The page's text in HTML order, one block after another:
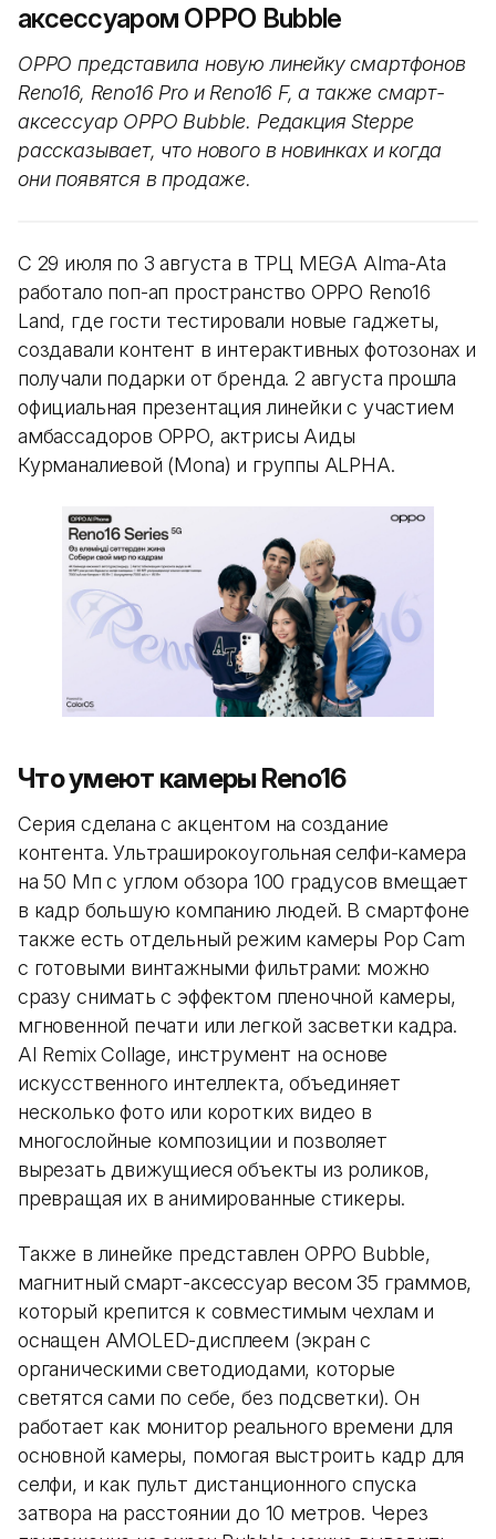
аксессуаром OPPO Bubble
OPPO представила новую линейку смартфонов
Reno16, Reno16 Pro и Reno16 F, а также смарт-
аксессуар OPPO Bubble. Редакция Steppe
рассказывает, что нового в новинках и когда
они появятся в продаже.
С 29 июля по 3 августа в ТРЦ MEGA Alma-Ata
работало поп-ап пространство OPPO Reno16
Land, где гости тестировали новые гаджеты,
создавали контент в интерактивных фотозонах и
получали подарки от бренда. 2 августа прошла
официальная презентация линейки с участием
амбассадоров OPPO, актрисы Аиды
Курманалиевой (Mona) и группы ALPHA.
Что умеют камеры Reno16
Серия сделана с акцентом на создание
контента. Ультраширокоугольная селфи-камера
на 50 Мп с углом обзора 100 градусов вмещает
в кадр большую компанию людей. В смартфоне
также есть отдельный режим камеры Pop Cam
с готовыми винтажными фильтрами: можно
сразу снимать с эффектом пленочной камеры,
мгновенной печати или легкой засветки кадра.
AI Remix Collage, инструмент на основе
искусственного интеллекта, объединяет
несколько фото или коротких видео в
многослойные композиции и позволяет
вырезать движущиеся объекты из роликов,
превращая их в анимированные стикеры.
Также в линейке представлен OPPO Bubble,
магнитный смарт-аксессуар весом 35 граммов,
который крепится к совместимым чехлам и
оснащен AMOLED-дисплеем (экран с
органическими светодиодами, которые
светятся сами по себе, без подсветки). Он
работает как монитор реального времени для
основной камеры, помогая выстроить кадр для
селфи, и как пульт дистанционного спуска
затвора на расстоянии до 10 метров. Через